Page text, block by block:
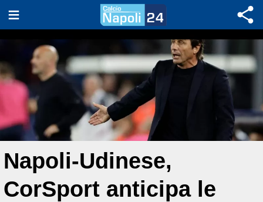
Napoli-Udinese,
CorSport anticipa le